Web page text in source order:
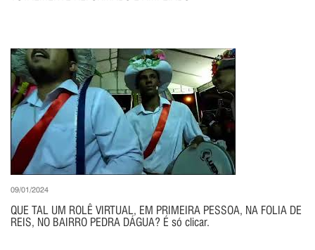
09/01/2024
QUE TAL UM ROLÊ VIRTUAL, EM PRIMEIRA PESSOA, NA FOLIA DE
REIS, NO BAIRRO PEDRA DÁGUA? É só clicar.